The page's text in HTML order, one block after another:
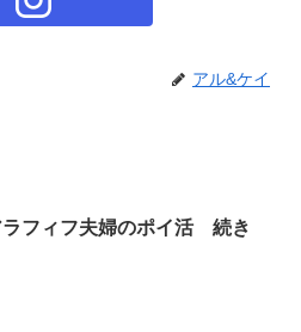
アル&ケイ
ラフィフ夫婦のポイ活 続き